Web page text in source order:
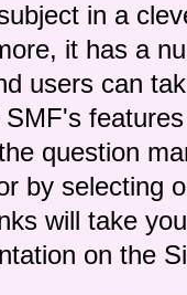
in a
it has a
users can
SMF's
question
by selecting
will take
on the